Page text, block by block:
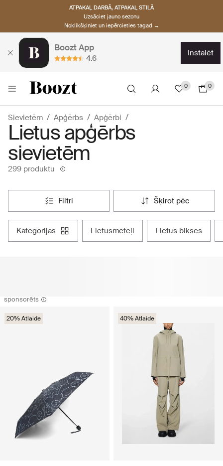
ATPAKAĻ DARBĀ, ATPAKAĻ STILĀ
Uzsāciet jauno sezonu
Noklikšķiniet un iepērcieties tagad →
Boozt App
4.6
instalēt
0 0
Sievietēm Apģērbs Apģērbi
Lietus apģērbs
sievietēm
299 produktu
filtri šķirot pēc
kategorijas lietusmēteļi lietus bikses
sponsorēts
20% Atlaide 40% Atlaide